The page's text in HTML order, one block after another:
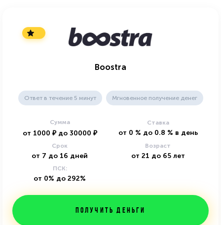
Boostra
Ответ в течение 5 минут Мгновенное получение денег
Сумма
от 1000 ₽ до 30000 ₽
Ставка
от 0 % до 0.8 % в день
Срок
от 7 до 16 дней
Возраст
от 21 до 65 лет
ПСК:
от 0% до 292%
Получить деньги